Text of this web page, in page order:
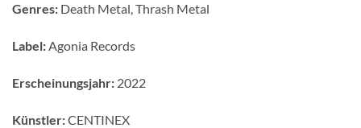
Genres: Death Metal, Thrash Metal
Label:Agonia Records
Erscheinungsjahr: 2022
Künstler:CENTINEX